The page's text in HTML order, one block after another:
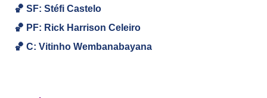
🏀 SF: Stéfi Castelo
🏀 PF: Rick Harrison Celeiro
🏀 C: Vitinho Wembanabayana